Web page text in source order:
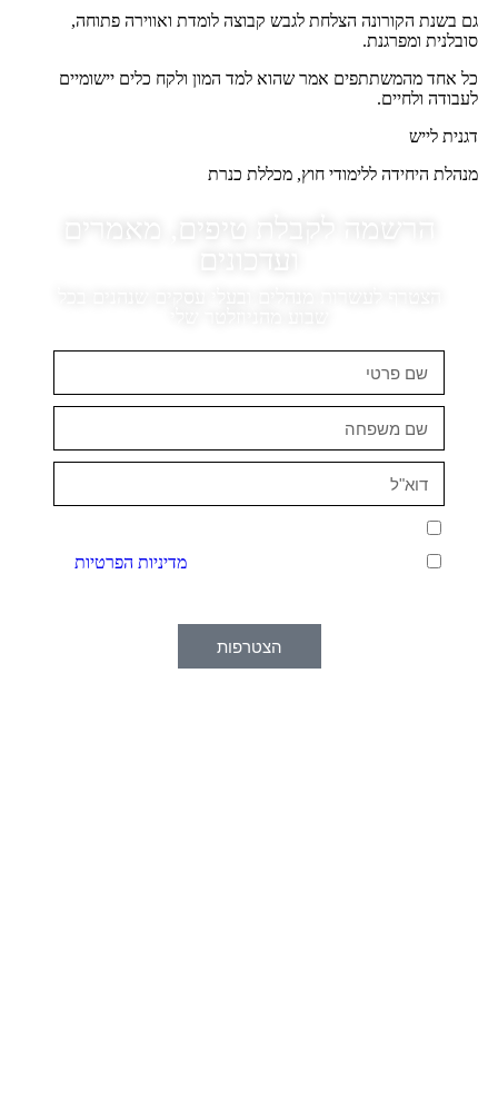
גם בשנת הקורונה הצלחת לגבש קבוצה לומדת ואווירה פתוחה,
סובלנית ומפרגנת.
כל אחד מהמשתתפים אמר שהוא למד המון ולקח כלים יישומיים
לעבודה ולחיים.
דגנית לייש
מנהלת היחידה ללימודי חוץ, מכללת כנרת
הרשמה לקבלת טיפים, מאמרים
מדיניות הפרטיות
הצטרפות